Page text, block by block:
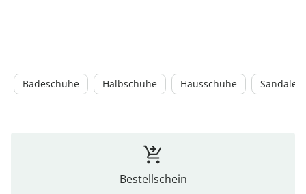
Badeschuhe Halbschuhe Hausschuhe Sandalen
Bestellschein